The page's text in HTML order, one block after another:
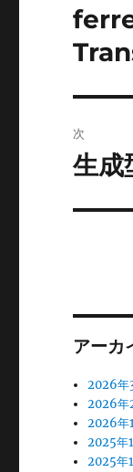
稿
ナ
ゲ
ー
前
の
投
稿:
次
次
投
生
アーカ
2026年
2026年
2026年
2025年
2025年